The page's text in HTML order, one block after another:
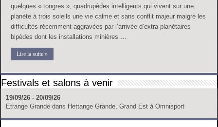
quelques « tongres », quadrupèdes intelligents qui vivent sur une
planète à trois soleils une vie calme et sans conflit majeur malgré les
difficultés récemment aggravées par l’arrivée d’extra-planétaires
bipèdes dont les installations minières …
Lire la suite »
Festivals et salons à venir
19/09/26 - 20/09/26
Etrange Grande dans Hettange Grande, Grand Est à Omnisport